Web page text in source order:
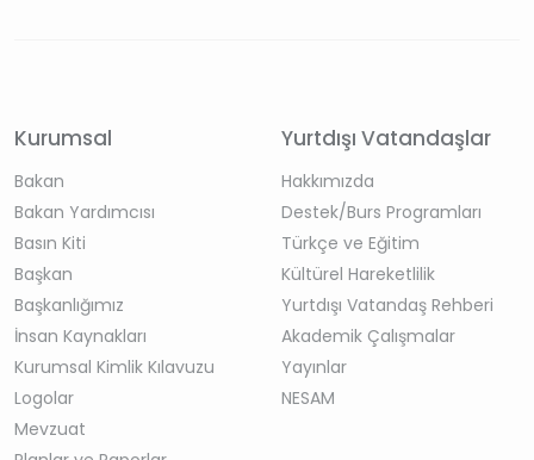
Kurumsal
Bakan
Bakan Yardımcısı
Basın Kiti
Başkan
Başkanlığımız
İnsan Kaynakları
Kurumsal Kimlik Kılavuzu
Logolar
Mevzuat
Yurtdışı Vatandaşlar
Hakkımızda
Destek/Burs Programları
Türkçe ve Eğitim
Kültürel Hareketlilik
Yurtdışı Vatandaş Rehberi
Akademik Çalışmalar
Yayınlar
NESAM